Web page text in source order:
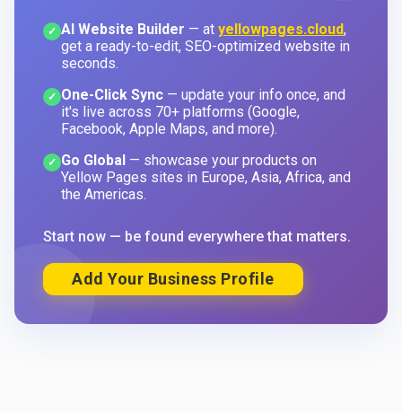
✓ AI Website Builder — at yellowpages.cloud,
get a ready-to-edit, SEO-optimized website in
seconds.
✓ One-Click Sync — update your info once, and
it's live across 70+ platforms (Google,
Facebook, Apple Maps, and more).
✓ Go Global — showcase your products on
Yellow Pages sites in Europe, Asia, Africa, and
the Americas.
Start now — be found everywhere that matters.
Add Your Business Profile